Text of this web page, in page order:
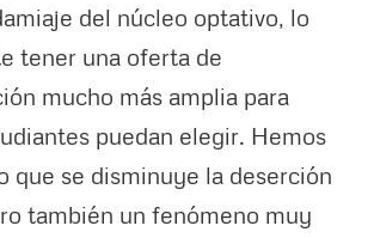
del núcleo optativo, lo
tener una oferta de
mucho más amplia para
puedan elegir. Hemos
que se disminuye la deserción
también un fenómeno muy